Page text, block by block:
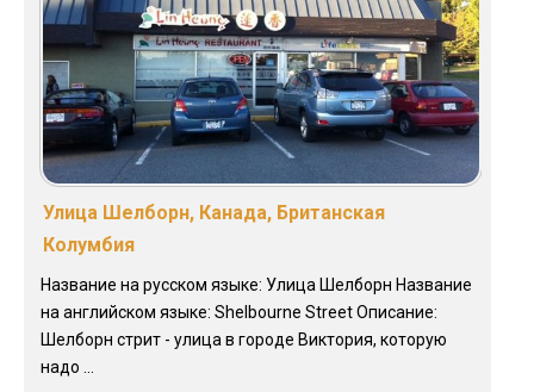
Улица Шелборн, Канада, Британская
Колумбия
Название на русском языке: Улица Шелборн Название
на английском языке: Shelbourne Street Описание:
Шелборн стрит - улица в городе Виктория, которую
надо ...